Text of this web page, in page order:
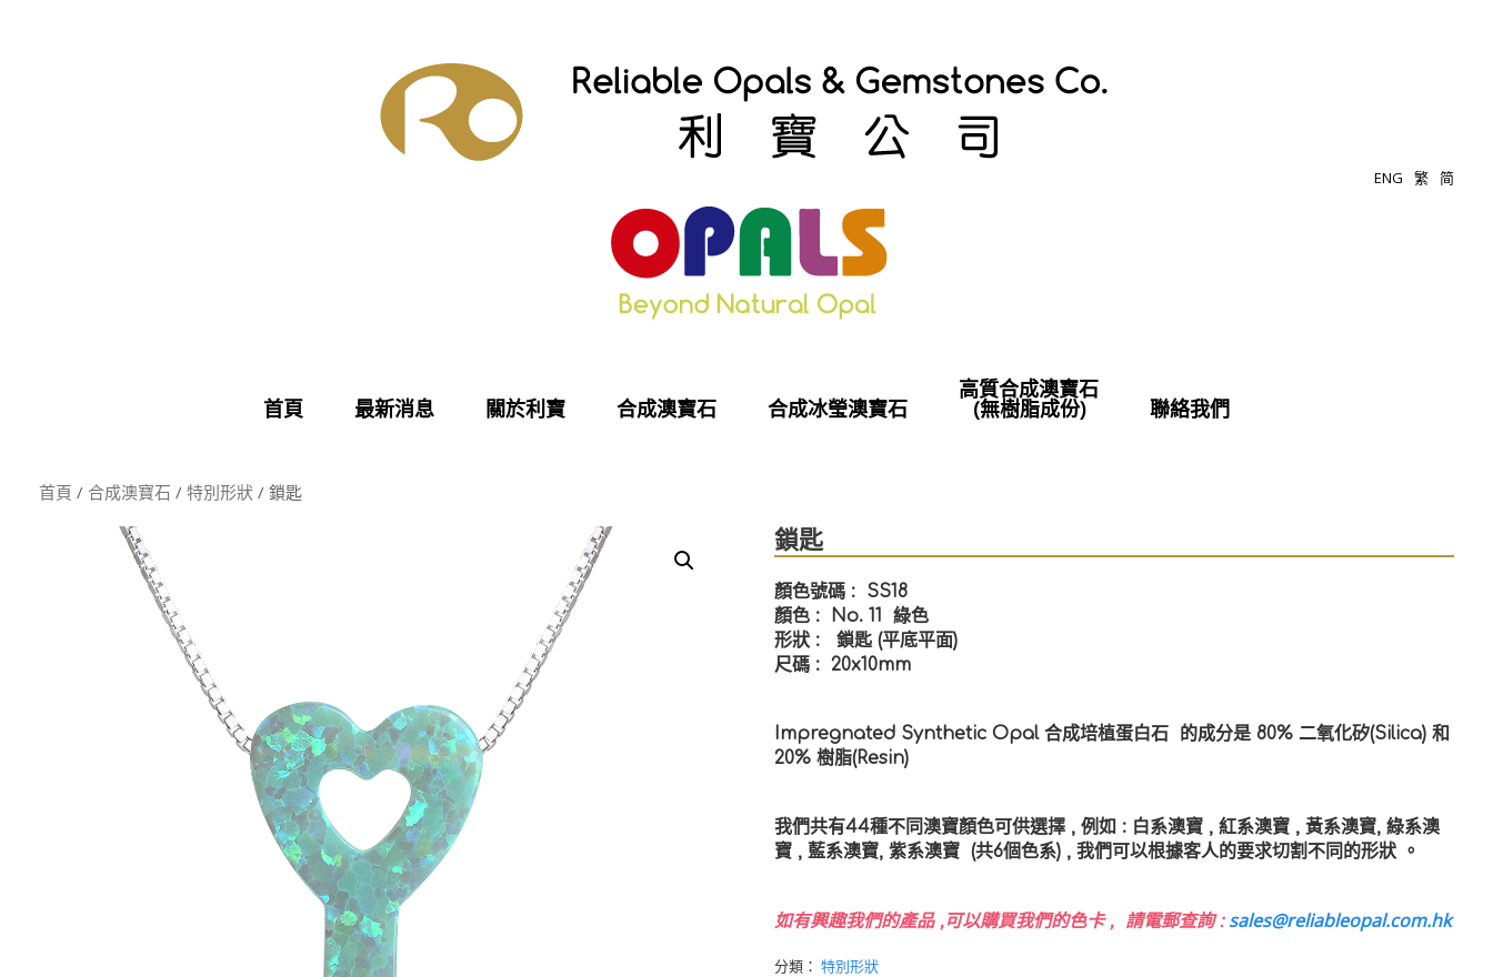
ENG 繁 简
首頁 最新消息 關於利寶 合成澳寶石 合成冰瑩澳寶石
高質合成澳寶石
(無樹脂成份) 聯絡我們
首頁 / 合成澳寶石 / 特別形狀 / 鎖匙
鎖匙
顏色號碼 : SS18
顏色 : No. 11 綠色
形狀 : 鎖匙 (平底平面)
尺碼 : 20x10mm
Impregnated Synthetic Opal合成培植蛋白石
的成分是 80% 二氧化矽(Silica) 和
20% 樹脂(Resin)
我們共有44種不同澳寶顏色可供選擇 , 例如 : 白系澳寶 , 紅系澳寶 , 黃系澳寶, 綠系澳
寶 , 藍系澳寶, 紫系澳寶 (共6個色系) , 我們可以根據客人的要求切割不同的形狀 。
如有興趣我們的產品 ,可以購買我們的色卡 , 請電郵查詢 : sales@reliableopal.com.hk
分類：特別形狀